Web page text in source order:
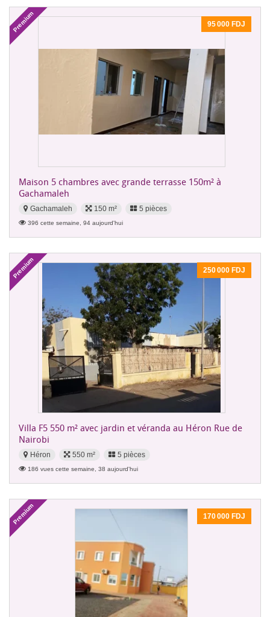
Premium 95 000 FDJ
Maison 5 chambres avec grande terrasse 150m² à
Gachamaleh
Gachamaleh 150 m² 5 pièces
396 cette semaine, 94 aujourd'hui
Premium 250 000 FDJ
Villa F5 550 m² avec jardin et véranda au Héron Rue de
Nairobi
Héron 550 m² 5 pièces
186 vues cette semaine, 38 aujourd'hui
Premium 170 000 FDJ